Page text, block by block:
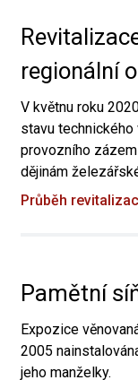
regionální
V květnu roku
stavu technického
provozního
dějinám
Průběh
Pamětní
Expozice
2005
jeho manželky.